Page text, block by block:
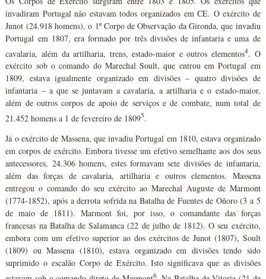
invadiram Portugal não estavam todos organizados em CE. O exército de
Junot (24.918 homens), o 1º Corpo de Observação da Gironda, que invadiu
Portugal em 1807, era formado por três divisões de infantaria e uma de
cavalaria, além da artilharia, trens, estado-maior e outros elementos4. O
exército sob o comando do Marechal Soult, que entrou em Portugal em
1809, estava igualmente organizado em divisões – quatro divisões de
infantaria – a que se juntavam a cavalaria, a artilharia e o estado-maior,
além de outros corpos de apoio de serviços e de combate, num total de
21.452 homens a 1 de fevereiro de 18095.
Já o exército de Massena, que invadiu Portugal em 1810, estava organizado
em corpos de exército. Embora tivesse um efetivo semelhante aos dos seus
antecessores, 24.306 homens, estes formavam sete divisões de infantaria,
além das forças de cavalaria, artilharia e outros elementos. Massena
entregou o comando do seu exército ao Marechal Auguste de Marmont
(1774-1852), após a derrota sofrida na Batalha de Fuentes de Oñoro (3 a 5
de maio de 1811). Marmont foi, por isso, o comandante das forças
francesas na Batalha de Salamanca (22 de julho de 1812). O seu exército,
embora com um efetivo superior ao dos exércitos de Junot (1807), Soult
(1809) ou Massena (1810), estava organizado em divisões tendo sido
suprimido o escalão Corpo de Exército. Isto significava que as divisões
6